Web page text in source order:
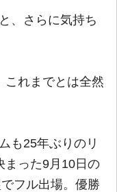
、さらに気持ち
れまでとは全然
も25年ぶりのリ
まった9月10日の
フル出場。優勝